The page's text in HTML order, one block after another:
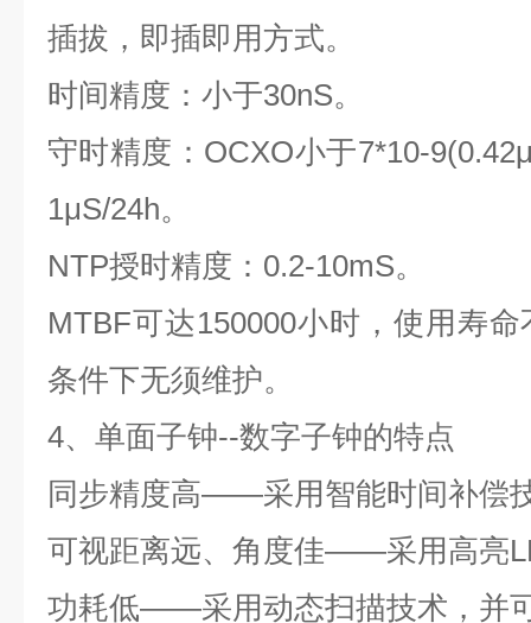
插拔，即插即用方式。
时间精度：小于30nS。
守时精度： OCXO小于7*10-9(0.42
1μS/24h。
NTP授时精度： 0.2-10mS。
MTBF可达150000小时，使用寿命
条件下无须维护。
4、单面子钟--数字子钟的特点
同步精度高――采用智能时间补偿
可视距离远、角度佳――采用高亮
功耗低――采用动态扫描技术，并